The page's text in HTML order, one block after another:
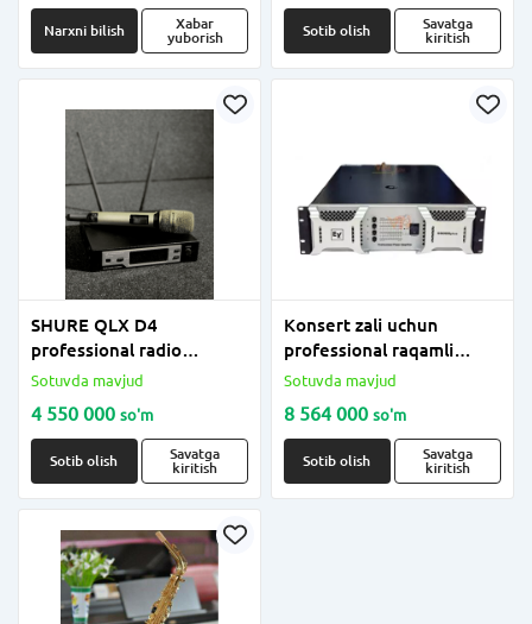
Narxni bilish
Xabar
yuborish
Sotib olish
Savatga
kiritish
SHURE QLX D4
professional radio
mikrofoni
Sotuvda mavjud
4 550 000 so'm
Sotib olish
Savatga
kiritish
Konsert zali uchun
professional raqamli
kuchaytirgich, 4 ta kanal.
Lab.gruppen FP 2500 Q
Sotuvda mavjud
8 564 000 so'm
Sotib olish
Savatga
kiritish